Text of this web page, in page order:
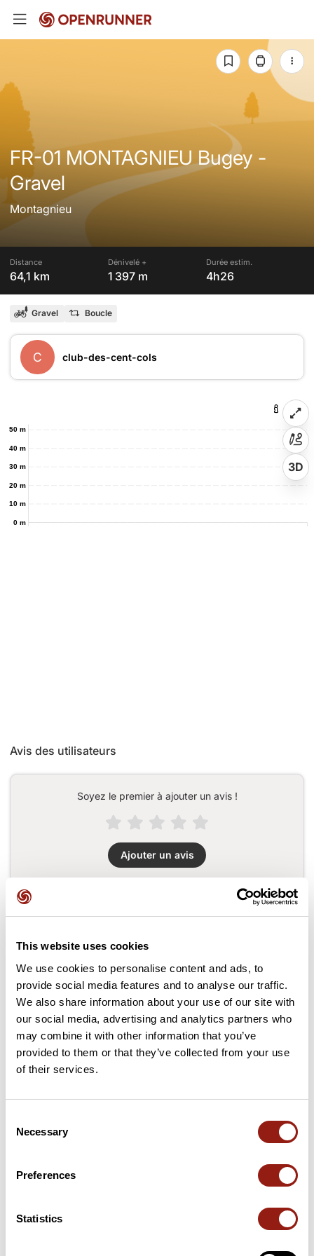
This website uses cookies
We use cookies to personalise content and ads, to
provide social media features and to analyse our traffic.
We also share information about your use of our site with
our social media, advertising and analytics partners who
may combine it with other information that you’ve
provided to them or that they’ve collected from your use
of their services.
Selection
Necessary
Preferences
Statistics
FR-01 MONTAGNIEU Bugey -
Gravel
Montagnieu
Distance
64,1 km
Dénivelé +
1 397 m
Durée estim.
4h26
Gravel Boucle
C club-des-cent-cols
0 m
10 m
20 m
30 m
40 m
50 m
3D
Avis des utilisateurs
Soyez le premier à ajouter un avis !
Ajouter un avis
745 m
Col du Petit Perthuis 1 031 m
32 km
39 km Gollet de Follaz 884 m
41 km
55 km